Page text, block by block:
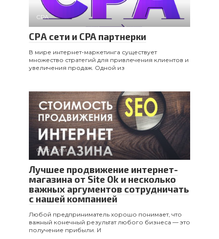
CPA
СРА сети и CPA партнерки
В мире интернет-маркетинга существует
множество стратегий для привлечения клиентов и
увеличения продаж. Одной из
Обо всем
Лучшее продвижение интернет-
магазина от Site Ok и несколько
важных аргументов сотрудничать
с нашей компанией
Любой предприниматель хорошо понимает, что
важный конечный результат любого бизнеса — это
получение прибыли. И